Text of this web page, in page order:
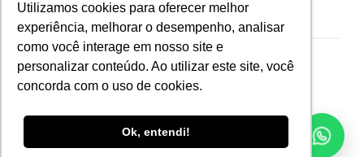
Utilizamos cookies para oferecer melhor
experiência, melhorar o desempenho, analisar
como você interage em nosso site e
personalizar conteúdo. Ao utilizar este site, você
concorda com o uso de cookies.
Ok, entendi!
Copyright © 2026 UCAM. All rights reserved.
voltar para o topo